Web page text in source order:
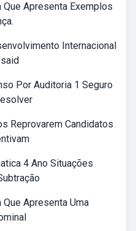
Apresenta Exemplos
Internacional
Por Auditoria 1 Seguro
Reprovarem Candidatos
4 Ano Situações
Apresenta Uma